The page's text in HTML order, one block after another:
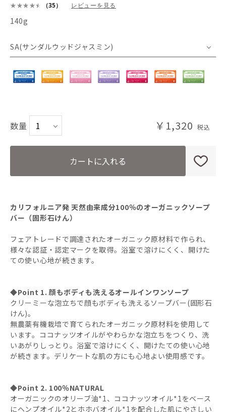
数量 ￥1,320
（35） レビューを見る
140g
PE(ペパーミント)
CH(チェリーブロッサム)
TE(ティーツリー)
GR(グリーンティー)
SA(サンダルウッドジャスミン)
AL(アーモンド)
EU(ユーカリ)
SA(サンダルウッドジャスミン)
カートに入れる
カリフォルニア発 天然由来成分100％のオーガニックソープ
バー（固形石けん）
フェアトレードで調達されたオーガニック原材料で作られ、
様々な認証・認定マークを取得。浴室で溶けにくく、開けた
ての使い心地が続きます。
◆Point 1. 顔もボディも洗えるオールインワンソープ
クリーミーな泡立ちで顔もボディも洗えるソープバー(固形石
けん)。
無農薬有機栽培で育てられたオーガニック原材料を使用して
います。ココナッツオイルがやわらかな泡立ちをつくり、洗
いあがりしっとり。浴室で溶けにくく、開けたての使い心地
が続きます。デリケートな肌の方にも心地よい使用感です。
◆Point 2. 100％NATURAL
オーガニックのオリーブ油*1、ココナッツオイル*1をベース
にヘンプオイル*2とホホバオイル*1を配合した肌にやさしい